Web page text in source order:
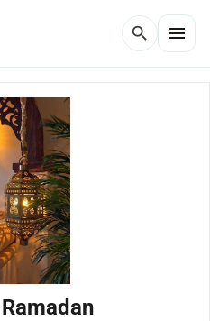
search menu